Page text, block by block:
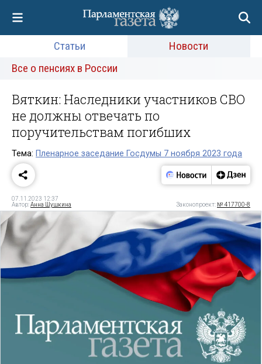
Статьи
Новости
Все о пенсиях в России
Вяткин: Наследники участников СВО
не должны отвечать по
поручительствам погибших
Тема: Пленарное заседание Госдумы 7 ноября 2023 года
07.11.2023 12:37
Автор:Анна Шушкина Законопроект: № 417700-8